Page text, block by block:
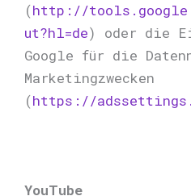
(http://
ut?hl=de) oder die
Google für die
Marketingzwecken
(https://
YouTube